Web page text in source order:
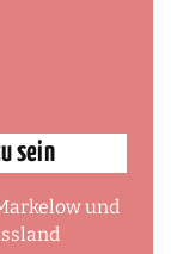
sein
und